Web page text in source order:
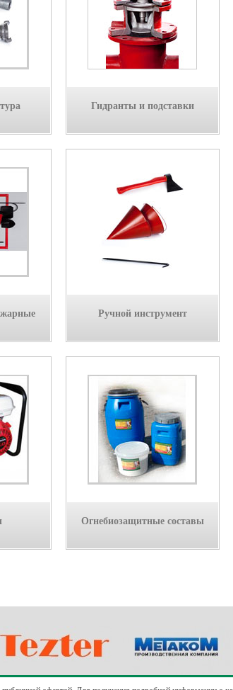
Гидранты и подставки
Ручной инструмент
Огнебиозащитные составы